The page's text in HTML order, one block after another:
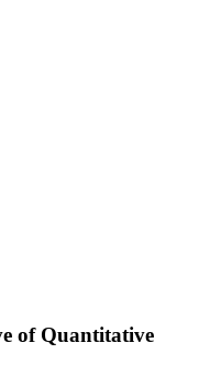
of Quantitative